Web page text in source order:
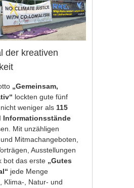
der kreativen
„Gemeinsam,
lockten gute fünf
weniger als115
Informationsstände
Mit unzähligen
Mitmachangeboten,
Ausstellungen
bot das erste „Gutes
jede Menge
Klima-, Natur- und